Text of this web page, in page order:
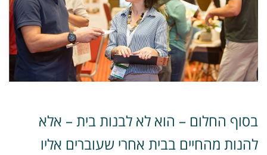
החלום – הוא לא לבנות בית – אלא
מהחיים בבית אחרי שעוברים אליו